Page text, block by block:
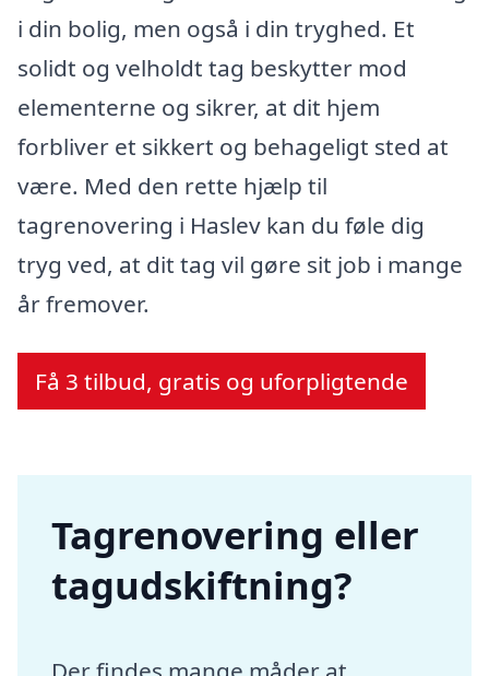
i din bolig, men også i din tryghed. Et
solidt og velholdt tag beskytter mod
elementerne og sikrer, at dit hjem
forbliver et sikkert og behageligt sted at
være. Med den rette hjælp til
tagrenovering i Haslev kan du føle dig
tryg ved, at dit tag vil gøre sit job i mange
år fremover.
Få 3 tilbud, gratis og uforpligtende
Tagrenovering eller
tagudskiftning?